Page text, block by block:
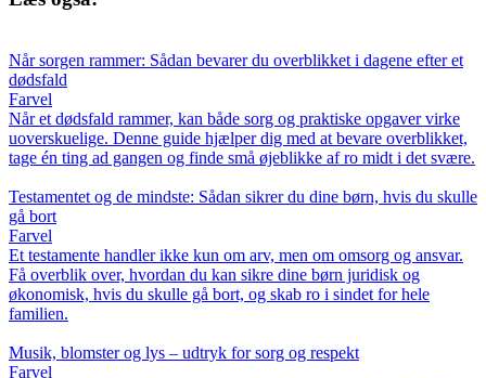
Når sorgen rammer: Sådan bevarer du overblikket i dagene efter et
dødsfald
Farvel
Når et dødsfald rammer, kan både sorg og praktiske opgaver virke
uoverskuelige. Denne guide hjælper dig med at bevare overblikket,
tage én ting ad gangen og finde små øjeblikke af ro midt i det svære.
Testamentet og de mindste: Sådan sikrer du dine børn, hvis du skulle
gå bort
Farvel
Et testamente handler ikke kun om arv, men om omsorg og ansvar.
Få overblik over, hvordan du kan sikre dine børn juridisk og
økonomisk, hvis du skulle gå bort, og skab ro i sindet for hele
familien.
Musik, blomster og lys – udtryk for sorg og respekt
Farvel